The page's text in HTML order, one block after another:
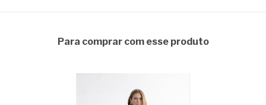
Para comprar com esse produto